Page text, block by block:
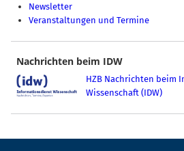
Newsletter
Veranstaltungen und Termine
Nachrichten beim IDW
HZB Nachrichten beim
Wissenschaft (IDW)